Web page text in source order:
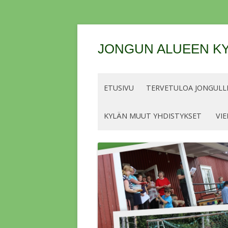
JONGUN ALUEEN
ETUSIVU TERVETULOA
KYLÄN MUUT YHDISTYKSET
HINNAT KALASTUSKAUDELLE 2026